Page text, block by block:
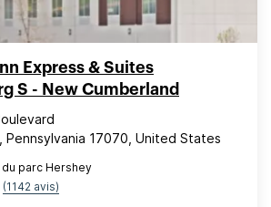
Express & Suites
S - New Cumberland
Pennsylvania 17070, United States
du parc Hershey
(1142 avis)